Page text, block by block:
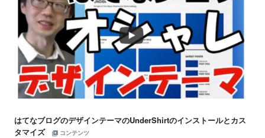
はてなブログのデザインテーマのUnderShirtのインストールとカス
タマイズ
コンテンツ